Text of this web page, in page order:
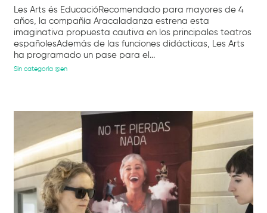
Les Arts és EducacióRecomendado para mayores de 4
años, la compañía Aracaladanza estrena esta
imaginativa propuesta cautiva en los principales teatros
españolesAdemás de las funciones didácticas, Les Arts
ha programado un pase para el...
Sin categoría @en